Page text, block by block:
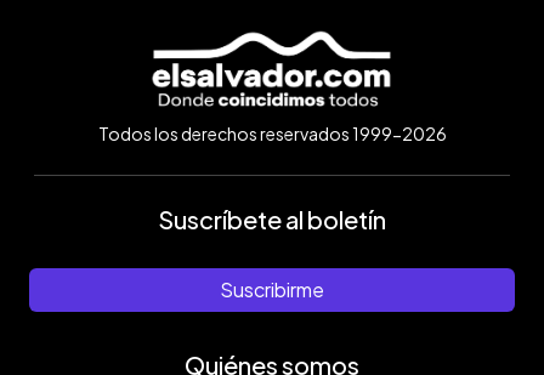
Todos los derechos reservados 1999-2026
Suscríbete al boletín
Suscribirme
Quiénes somos